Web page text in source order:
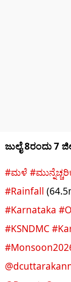
ಜುಲೈ 8ರಂದು
#ಮಳೆ
#Rainfall
#Karnataka
#KSNDMC